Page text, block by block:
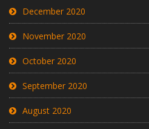
December 2020
November 2020
October 2020
September 2020
August 2020